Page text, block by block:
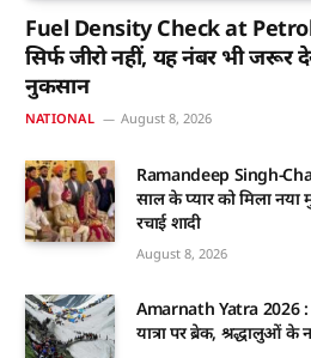
Fuel Density Check at Petrol
सिर्फ जीरो नहीं, यह नंबर भी जरूर
नुकसान
NATIONAL August 8, 2026
Ramandeep Singh-
साल के प्यार को मिला नया
रचाई शादी
August 8, 2026
Amarnath Yatra 2026
यात्रा पर ब्रेक, श्रद्धालुओं